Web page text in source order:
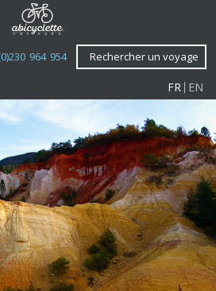
964 954 Rechercher un voyage
FR EN